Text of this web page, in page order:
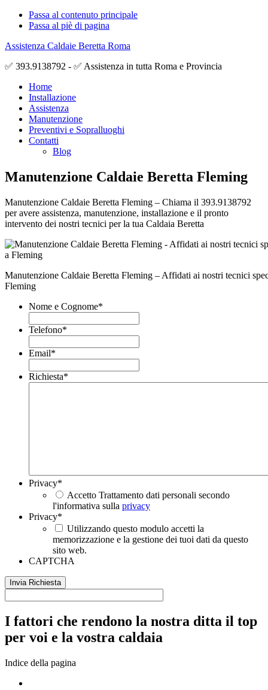
Passa al contenuto principale
Passa al piè di pagina
Assistenza Caldaie Beretta Roma
✅ 393.9138792 - ✅ Assistenza in tutta Roma e Provincia
Home
Installazione
Assistenza
Manutenzione
Preventivi e Sopralluoghi
Contatti
Blog
Manutenzione Caldaie Beretta Fleming
Manutenzione Caldaie Beretta Fleming – Chiama il 393.9138792
per avere assistenza, manutenzione, installazione e il pronto
intervento dei nostri tecnici per la tua Caldaia Beretta
Manutenzione Caldaie Beretta Fleming – Affidati ai nostri tecnici
Fleming
Nome e Cognome*
Telefono*
Email*
Richiesta*
Privacy*
Accetto Trattamento dati personali secondo
l'informativa sulla privacy
Privacy*
Utilizzando questo modulo accetti la
memorizzazione e la gestione dei tuoi dati da questo
sito web.
CAPTCHA
I fattori che rendono la nostra ditta il top
per voi e la vostra caldaia
Indice della pagina